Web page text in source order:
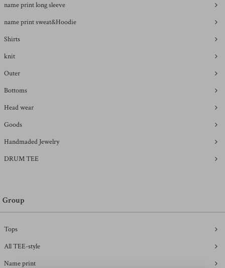
name print long sleeve
name print sweat&Hoodie
Shirts
knit
Outer
Bottoms
Head wear
Goods
Handmaded Jewelry
DRUM TEE
Group
Tops
All TEE-style
Name print